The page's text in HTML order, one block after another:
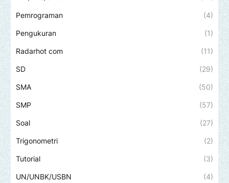
Pemrograman (4)
Pengukuran (1)
Radarhot com (11)
SD (29)
SMA (50)
SMP (57)
Soal (27)
Trigonometri (2)
Tutorial (3)
UN/UNBK/USBN (4)